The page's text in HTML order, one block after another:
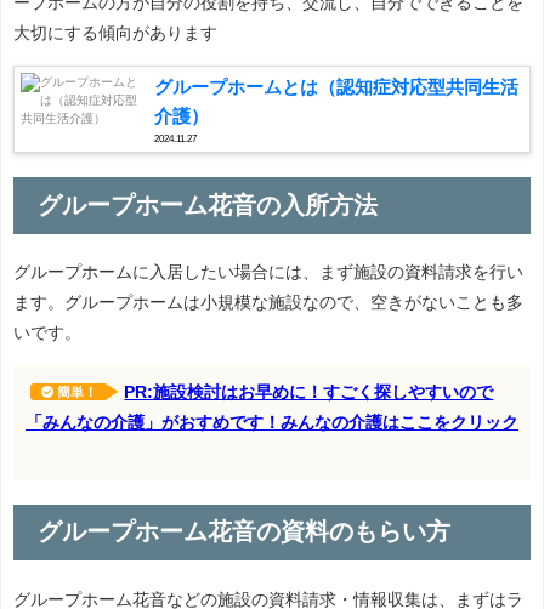
大切にする傾向があります
グループホームとは（認知症対応型共同生活
介護）
2024.11.27
グループホーム花音の入所方法
グループホームに入居したい場合には、まず施設の資料請求を行い
ます。グループホームは小規模な施設なので、空きがないことも多
いです。
簡単！
PR:施設検討はお早めに！すごく探しやすいので
「みんなの介護」がおすめです！みんなの介護はここをクリック
グループホーム花音の資料のもらい方
グループホーム花音などの施設の資料請求・情報収集は、まずはラ